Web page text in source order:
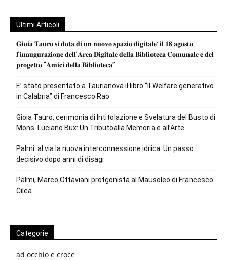
Ultimi Articoli
𝐆𝐢𝐨𝐢𝐚 𝐓𝐚𝐮𝐫𝐨 𝐬𝐢 𝐝𝐨𝐭𝐚 𝐝𝐢 𝐮𝐧 𝐧𝐮𝐨𝐯𝐨 𝐬𝐩𝐚𝐳𝐢𝐨 𝐝𝐢𝐠𝐢𝐭𝐚𝐥𝐞: 𝐢𝐥 𝟏𝟖 𝐚𝐠𝐨𝐬𝐭𝐨
𝐥’𝐢𝐧𝐚𝐮𝐠𝐮𝐫𝐚𝐳𝐢𝐨𝐧𝐞 𝐝𝐞𝐥𝐥’𝐀𝐫𝐞𝐚 𝐃𝐢𝐠𝐢𝐭𝐚𝐥𝐞 𝐝𝐞𝐥𝐥𝐚 𝐁𝐢𝐛𝐥𝐢𝐨𝐭𝐞𝐜𝐚 𝐂𝐨𝐦𝐮𝐧𝐚𝐥𝐞 𝐞 𝐝𝐞𝐥
𝐩𝐫𝐨𝐠𝐞𝐭𝐭𝐨 “𝐀𝐦𝐢𝐜𝐢 𝐝𝐞𝐥𝐥𝐚 𝐁𝐢𝐛𝐥𝐢𝐨𝐭𝐞𝐜𝐚”
E’ stato presentato a Taurianova il libro:“Il Welfare generativo
in Calabria” di Francesco Rao.
Gioia Tauro, cerimonia di Intitolazione e Svelatura del Busto di
Mons. Luciano Bux: Un Tributoalla Memoria e all’Arte
Palmi: al via la nuova interconnessione idrica. Un passo
decisivo dopo anni di disagi
Palmi, Marco Ottaviani protgonista al Mausoleo di Francesco
Cilea
Categorie
ad occhio e croce